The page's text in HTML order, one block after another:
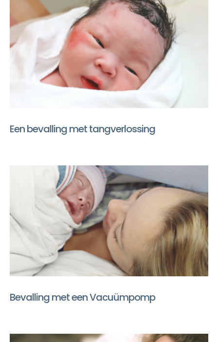
Een bevalling met tangverlossing
Bevalling met een Vacuümpomp